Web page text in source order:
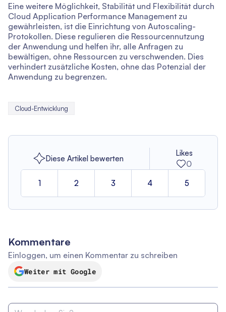
Eine weitere Möglichkeit, Stabilität und Flexibilität durch
Cloud Application Performance Management zu
gewährleisten, ist die Einrichtung von Autoscaling-
Protokollen. Diese regulieren die Ressourcennutzung
der Anwendung und helfen ihr, alle Anfragen zu
bewältigen, ohne Ressourcen zu verschwenden. Dies
verhindert zusätzliche Kosten, ohne das Potenzial der
Anwendung zu begrenzen.
Cloud-Entwicklung
Diese Artikel bewerten
Likes
0
1 2 3 4 5
Kommentare
Einloggen, um einen Kommentar zu schreiben
Weiter mit Google